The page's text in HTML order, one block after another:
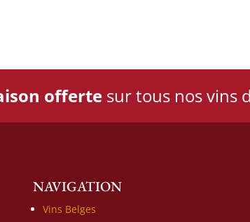
offerte sur tous nos vins
NAVIGATION
Vins Belges